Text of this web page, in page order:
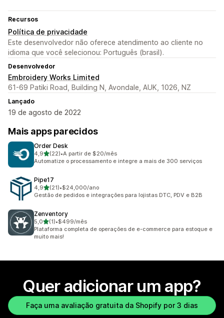
Recursos
Política de privacidade
Este desenvolvedor não oferece atendimento ao cliente no
idioma que você selecionou: Português (brasil).
Desenvolvedor
Embroidery Works Limited
61-69 Patiki Road, Building N, Avondale, AUK, 1026, NZ
Lançado
19 de agosto de 2022
Mais apps parecidos
Order Desk
4,9de 5 estrelas
(22)
22 avaliações ao todo
•A partir de $20/mês
Automatize o processamento e integre a mais de 300 serviços
Pipe17
4,9de 5 estrelas
(21)
21 avaliações ao todo
•$24,000/ano
Gestão de pedidos e integrações para lojistas DTC, PDV e B2B
Zenventory
5,0de 5 estrelas
(1)
1 avaliações ao todo
•$499/mês
Plataforma completa de operações de e-commerce para estoque e
muito mais!
Quer adicionar um app?
Faça uma avaliação gratuita da Shopify por 3 dias